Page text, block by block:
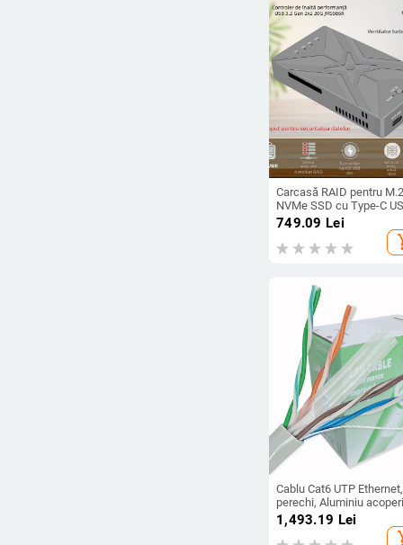
Carcasă RAID pentru M.2
NVMe SSD cu Type-C
3.2 Gen2x2, 20Gbps, aliaj
aluminiu, până la 4TB,
PH8586R
749.09 Lei
Cablu Cat6 UTP
perechi, Aluminiu
cupru (CCA), 0,5 mm, un
tambur, Model C600
1,493.19 Lei